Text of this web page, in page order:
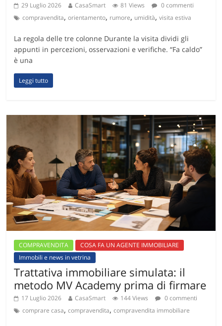
29 Luglio 2026 CasaSmart 81 Views
0 commenti
compravendita,orientamento, rumore, umidità,visita estiva
La regola delle tre colonne Durante la visita dividi gli
appunti in percezioni, osservazioni e verifiche. “Fa caldo”
è una
Leggi tutto
COMPRAVENDITA
COSA FA UN AGENTE IMMOBILIARE
Immobili e news in vetrina
Trattativa immobiliare simulata: il
metodo MV Academy prima di firmare
17 Luglio 2026 CasaSmart 144 Views
0 commenti
comprare casa,compravendita,compravendita immobiliare